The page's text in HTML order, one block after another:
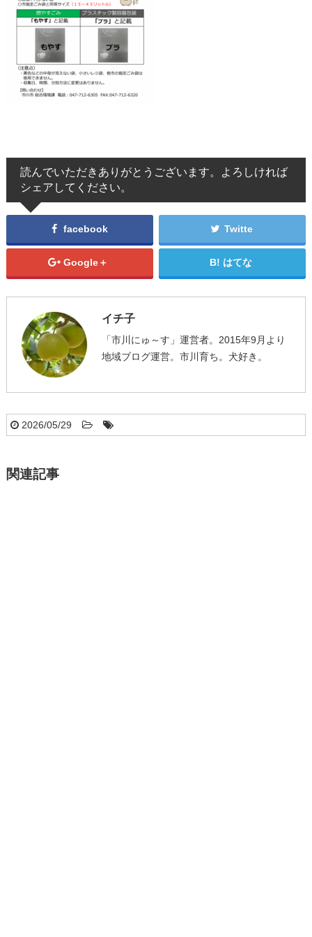
読んでいただきありがとうございます。よろしければ
シェアしてください。
facebook Twitte
Google＋ はてな
イチ子
「市川にゅ～す」運営者。2015年9月より
地域ブログ運営。市川育ち。犬好き。
2026/05/29
関連記事